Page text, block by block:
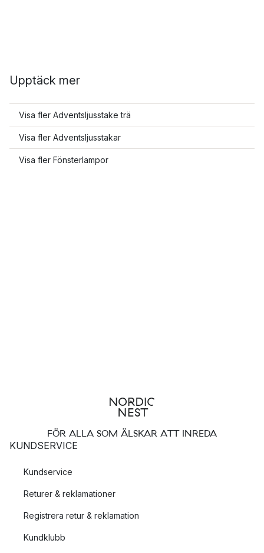
Upptäck mer
Visa fler Adventsljusstake trä
Visa fler Adventsljusstakar
Visa fler Fönsterlampor
FÖR ALLA SOM ÄLSKAR ATT INREDA
KUNDSERVICE
Kundservice
Returer & reklamationer
Registrera retur & reklamation
Kundklubb